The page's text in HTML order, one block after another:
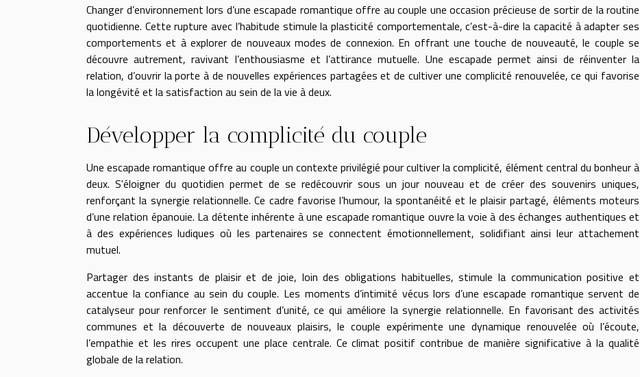
Changer d’environnement lors d’une escapade romantique offre au couple une occasion précieuse de sortir de la routine
quotidienne. Cette rupture avec l’habitude stimule la plasticité comportementale, c’est-à-dire la capacité à adapter ses
comportements et à explorer de nouveaux modes de connexion. En offrant une touche de nouveauté, le couple se
découvre autrement, ravivant l’enthousiasme et l’attirance mutuelle. Une escapade permet ainsi de réinventer la
relation, d’ouvrir la porte à de nouvelles expériences partagées et de cultiver une complicité renouvelée, ce qui favorise
la longévité et la satisfaction au sein de la vie à deux.
Développer la complicité du couple
Une escapade romantique offre au couple un contexte privilégié pour cultiver la complicité, élément central du bonheur à
deux. S'éloigner du quotidien permet de se redécouvrir sous un jour nouveau et de créer des souvenirs uniques,
renforçant la synergie relationnelle. Ce cadre favorise l’humour, la spontanéité et le plaisir partagé, éléments moteurs
d’une relation épanouie. La détente inhérente à une escapade romantique ouvre la voie à des échanges authentiques et
à des expériences ludiques où les partenaires se connectent émotionnellement, solidifiant ainsi leur attachement
mutuel.
Partager des instants de plaisir et de joie, loin des obligations habituelles, stimule la communication positive et
accentue la confiance au sein du couple. Les moments d’intimité vécus lors d’une escapade romantique servent de
catalyseur pour renforcer le sentiment d’unité, ce qui améliore la synergie relationnelle. En favorisant des activités
communes et la découverte de nouveaux plaisirs, le couple expérimente une dynamique renouvelée où l’écoute,
l’empathie et les rires occupent une place centrale. Ce climat positif contribue de manière significative à la qualité
globale de la relation.